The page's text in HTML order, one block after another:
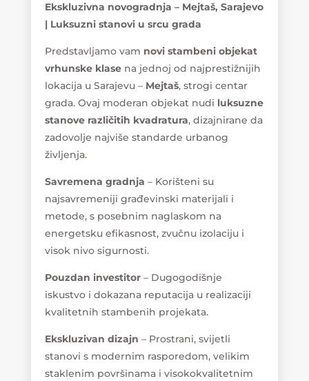
Ekskluzivna novogradnja – Mejtaš, Sarajevo
| Luksuzni stanovi u srcu grada
Predstavljamo vam novi stambeni objekat
vrhunske klasena jednoj od najprestižnijih
lokacija u Sarajevu – Mejtaš, strogi centar
grada. Ovaj moderan objekat nudi luksuzne
stanove različitih kvadratura, dizajnirane da
zadovolje najviše standarde urbanog
življenja.
Savremena gradnja – Korišteni su
najsavremeniji građevinski materijali i
metode, s posebnim naglaskom na
energetsku efikasnost, zvučnu izolaciju i
visok nivo sigurnosti.
Pouzdan investitor– Dugogodišnje
iskustvo i dokazana reputacija u realizaciji
kvalitetnih stambenih projekata.
Ekskluzivan dizajn – Prostrani, svijetli
stanovi s modernim rasporedom, velikim
staklenim površinama i visokokvalitetnim